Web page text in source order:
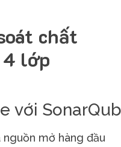
chất
lớp
với
mở hàng đầu